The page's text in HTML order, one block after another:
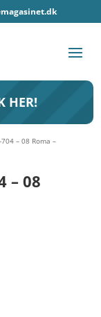
HER!
– 08 Roma –
– 08